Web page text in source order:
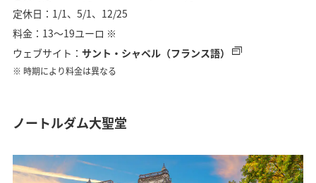
定休日：1/1、5/1、12/25
料金：13〜19ユーロ ※
ウェブサイト： サント・シャペル（フランス語）
時期により料金は異なる
ノートルダム大聖堂